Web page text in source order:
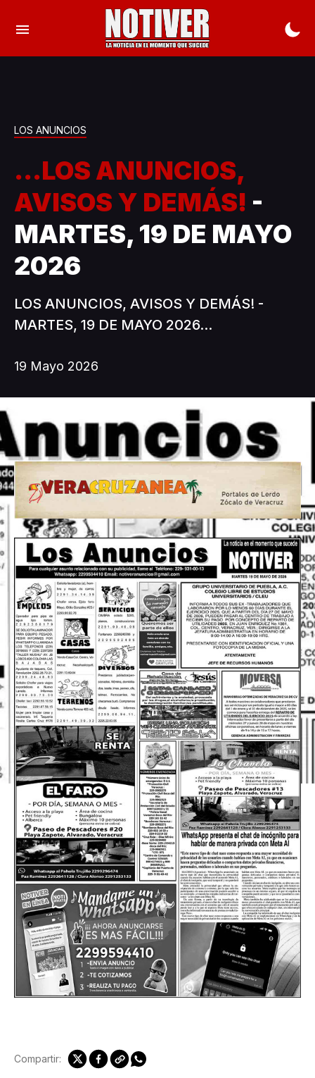
LOS ANUNCIOS
...LOS ANUNCIOS,
AVISOS Y DEMÁS! -
MARTES, 19 DE MAYO
2026
LOS ANUNCIOS, AVISOS Y DEMÁS! -
MARTES, 19 DE MAYO 2026...
19 Mayo 2026
Compartir: